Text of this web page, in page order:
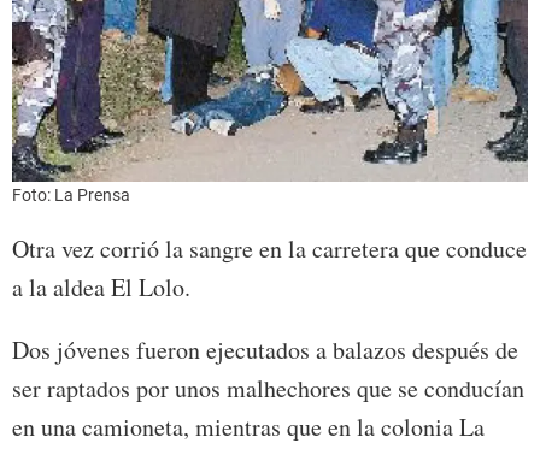
Foto: La Prensa
Otra vez corrió la sangre en la carretera que conduce
a la aldea El Lolo.
Dos jóvenes fueron ejecutados a balazos después de
ser raptados por unos malhechores que se conducían
en una camioneta, mientras que en la colonia La